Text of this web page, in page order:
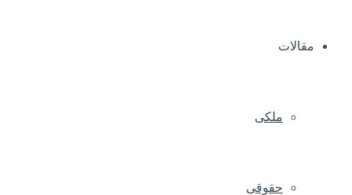
مقالات
ملکی
حقوقی